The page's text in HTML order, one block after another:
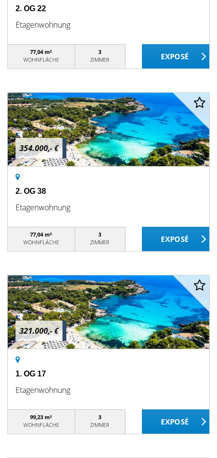
2. OG 22
Etagenwohnung
77,04 m²
WOHNFLÄCHE
3
ZIMMER
354.000,- €
2. OG 38
Etagenwohnung
77,04 m²
WOHNFLÄCHE
3
ZIMMER
321.000,- €
1. OG 17
Etagenwohnung
99,23 m²
WOHNFLÄCHE
3
ZIMMER